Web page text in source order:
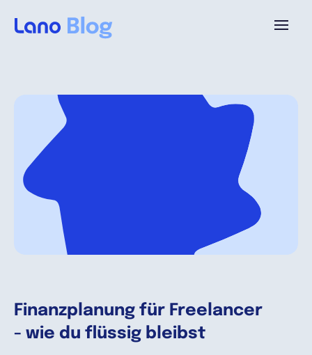
Finanzplanung für Freelancer
- wie du flüssig bleibst
Pourquoi Lano?
Tarifs
Ressources
Français